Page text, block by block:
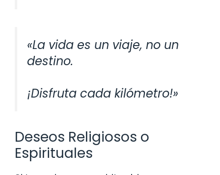
«La vida es un viaje, no un
destino.
¡Disfruta cada kilómetro!»
Deseos Religiosos o
Espirituales